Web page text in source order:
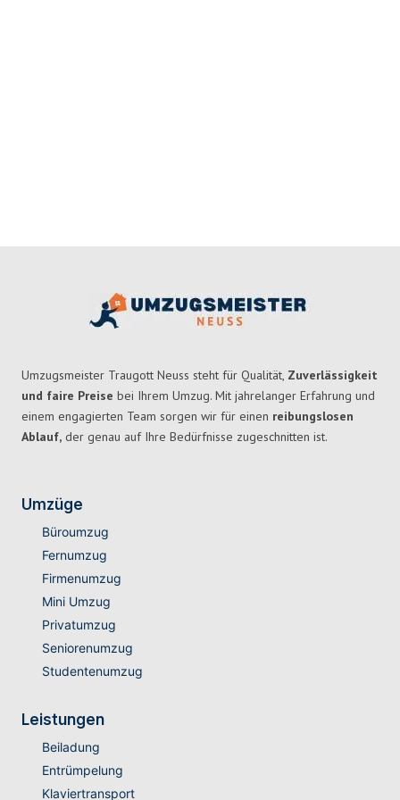
Umzugsmeister Traugott Neuss steht für Qualität, Zuverlässigkeit
und faire Preise bei Ihrem Umzug. Mit jahrelanger Erfahrung und
einem engagierten Team sorgen wir für einen reibungslosen
Ablauf, der genau auf Ihre Bedürfnisse zugeschnitten ist.
Umzüge
Büroumzug
Fernumzug
Firmenumzug
Mini Umzug
Privatumzug
Seniorenumzug
Studentenumzug
Leistungen
Beiladung
Entrümpelung
Klaviertransport